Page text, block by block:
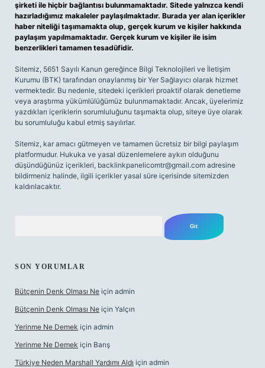
şirketi ile hiçbir bağlantısı bulunmamaktadır. Sitede yalnızca kendi
hazırladığımız makaleler paylaşılmaktadır. Burada yer alan içerikler
haber niteliği taşımamakta olup, gerçek kurum ve kişiler hakkında
paylaşım yapılmamaktadır. Gerçek kurum ve kişiler ile isim
benzerlikleri tamamen tesadüfidir.
Sitemiz, 5651 Sayılı Kanun gereğince Bilgi Teknolojileri ve İletişim
Kurumu (BTK) tarafından onaylanmış bir Yer Sağlayıcı olarak hizmet
vermektedir. Bu nedenle, sitedeki içerikleri proaktif olarak denetleme
veya araştırma yükümlülüğümüz bulunmamaktadır. Ancak, üyelerimiz
yazdıkları içeriklerin sorumluluğunu taşımakta olup, siteye üye olarak
bu sorumluluğu kabul etmiş sayılırlar.
Sitemiz, kar amacı gütmeyen ve tamamen ücretsiz bir bilgi paylaşım
platformudur. Hukuka ve yasal düzenlemelere aykırı olduğunu
düşündüğünüz içerikleri, backlinkpanelicomtr@gmail.com adresine
bildirmeniz halinde, ilgili içerikler yasal süre içerisinde sitemizden
kaldırılacaktır.
SON YORUMLAR
Bütçenin Denk Olması Ne için admin
Bütçenin Denk Olması Ne için Yalçın
Yerinme Ne Demek için admin
Yerinme Ne Demek için Barış
Türkiye Neden Marshall Yardımı Aldı için admin